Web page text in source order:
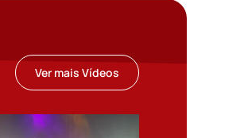
Ver mais Vídeos